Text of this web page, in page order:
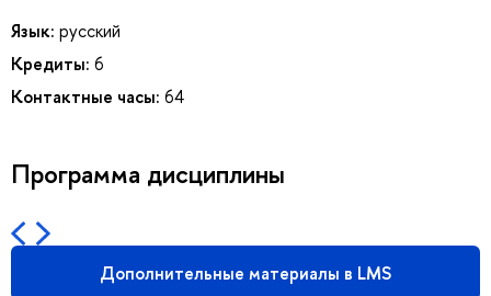
Язык: русский
Кредиты: 6
Контактные часы: 64
Программа дисциплины
Дополнительные материалы в LMS